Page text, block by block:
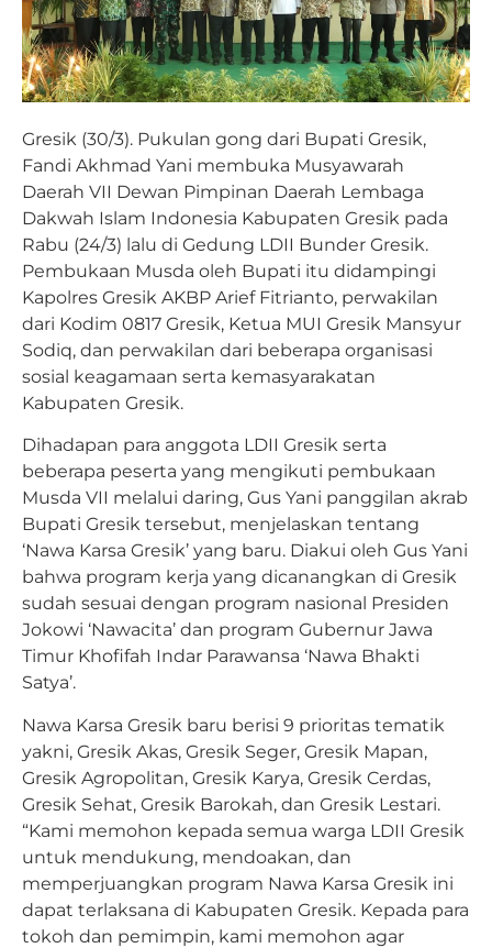
Gresik (30/3). Pukulan gong dari Bupati Gresik,
Fandi Akhmad Yani membuka Musyawarah
Daerah VII Dewan Pimpinan Daerah Lembaga
Dakwah Islam Indonesia Kabupaten Gresik pada
Rabu (24/3) lalu di Gedung LDII Bunder Gresik.
Pembukaan Musda oleh Bupati itu didampingi
Kapolres Gresik AKBP Arief Fitrianto, perwakilan
dari Kodim 0817 Gresik, Ketua MUI Gresik Mansyur
Sodiq, dan perwakilan dari beberapa organisasi
sosial keagamaan serta kemasyarakatan
Kabupaten Gresik.
Dihadapan para anggota LDII Gresik serta
beberapa peserta yang mengikuti pembukaan
Musda VII melalui daring, Gus Yani panggilan akrab
Bupati Gresik tersebut, menjelaskan tentang
‘Nawa Karsa Gresik’ yang baru. Diakui oleh Gus Yani
bahwa program kerja yang dicanangkan di Gresik
sudah sesuai dengan program nasional Presiden
Jokowi ‘Nawacita’ dan program Gubernur Jawa
Timur Khofifah Indar Parawansa ‘Nawa Bhakti
Satya’.
Nawa Karsa Gresik baru berisi 9 prioritas tematik
yakni, Gresik Akas, Gresik Seger, Gresik Mapan,
Gresik Agropolitan, Gresik Karya, Gresik Cerdas,
Gresik Sehat, Gresik Barokah, dan Gresik Lestari.
“Kami memohon kepada semua warga LDII Gresik
untuk mendukung, mendoakan, dan
memperjuangkan program Nawa Karsa Gresik ini
dapat terlaksana di Kabupaten Gresik. Kepada para
tokoh dan pemimpin, kami memohon agar